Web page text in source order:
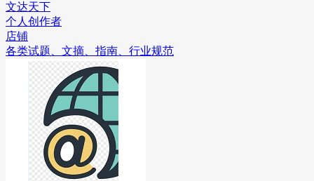
文达天下
个人创作者
店铺
各类试题、文摘、指南、行业规范